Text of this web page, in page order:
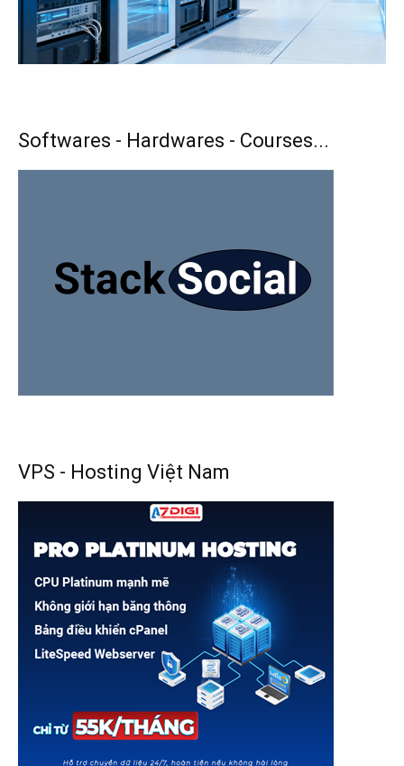
Softwares - Hardwares - Courses...
VPS - Hosting Việt Nam